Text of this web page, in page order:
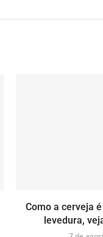
Como a cerveja
levedura,